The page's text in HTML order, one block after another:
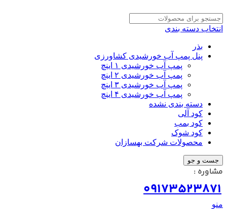
انتخاب دسته بندی
بذر
پنل پمپ آب خورشیدی کشاورزی
پمپ آب خورشیدی ۱ اینچ
پمپ آب خورشیدی ۲ اینچ
پمپ آب خورشیدی ۳ اینچ
پمپ آب خورشیدی ۴ اینچ
دسته بندی نشده
کود آلی
کود بمب
کود شوک
محصولات شرکت بهسازان
جست و جو
مشاوره :
09173523871
منو